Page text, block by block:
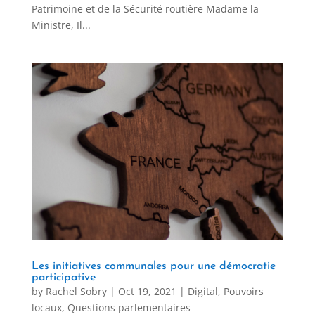
Patrimoine et de la Sécurité routière Madame la
Ministre, Il...
Les initiatives communales pour une démocratie
participative
by Rachel Sobry| Oct 19, 2021 | Digital, Pouvoirs
locaux, Questions parlementaires